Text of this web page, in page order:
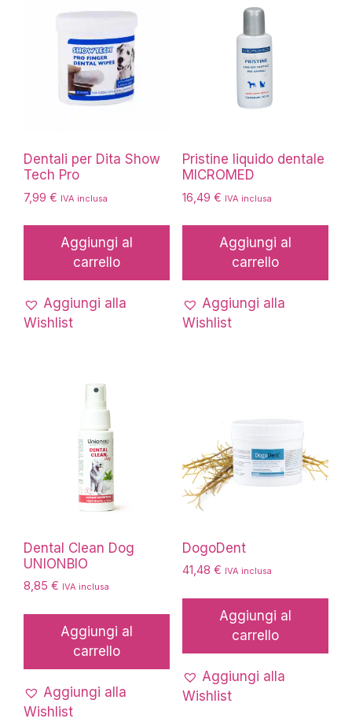
Dentali per Dita Show
Tech Pro
7,99 € IVA inclusa
Aggiungi al
carrello
Aggiungi alla
Wishlist
Pristine liquido dentale
MICROMED
16,49 € IVA inclusa
Aggiungi al
carrello
Aggiungi alla
Wishlist
Dental Clean Dog
UNIONBIO
8,85 € IVA inclusa
Aggiungi al
carrello
Aggiungi alla
Wishlist
DogoDent
41,48 € IVA inclusa
Aggiungi al
carrello
Aggiungi alla
Wishlist